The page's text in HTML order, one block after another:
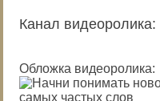
Канал видеоролика:
Обложка видеоролика: